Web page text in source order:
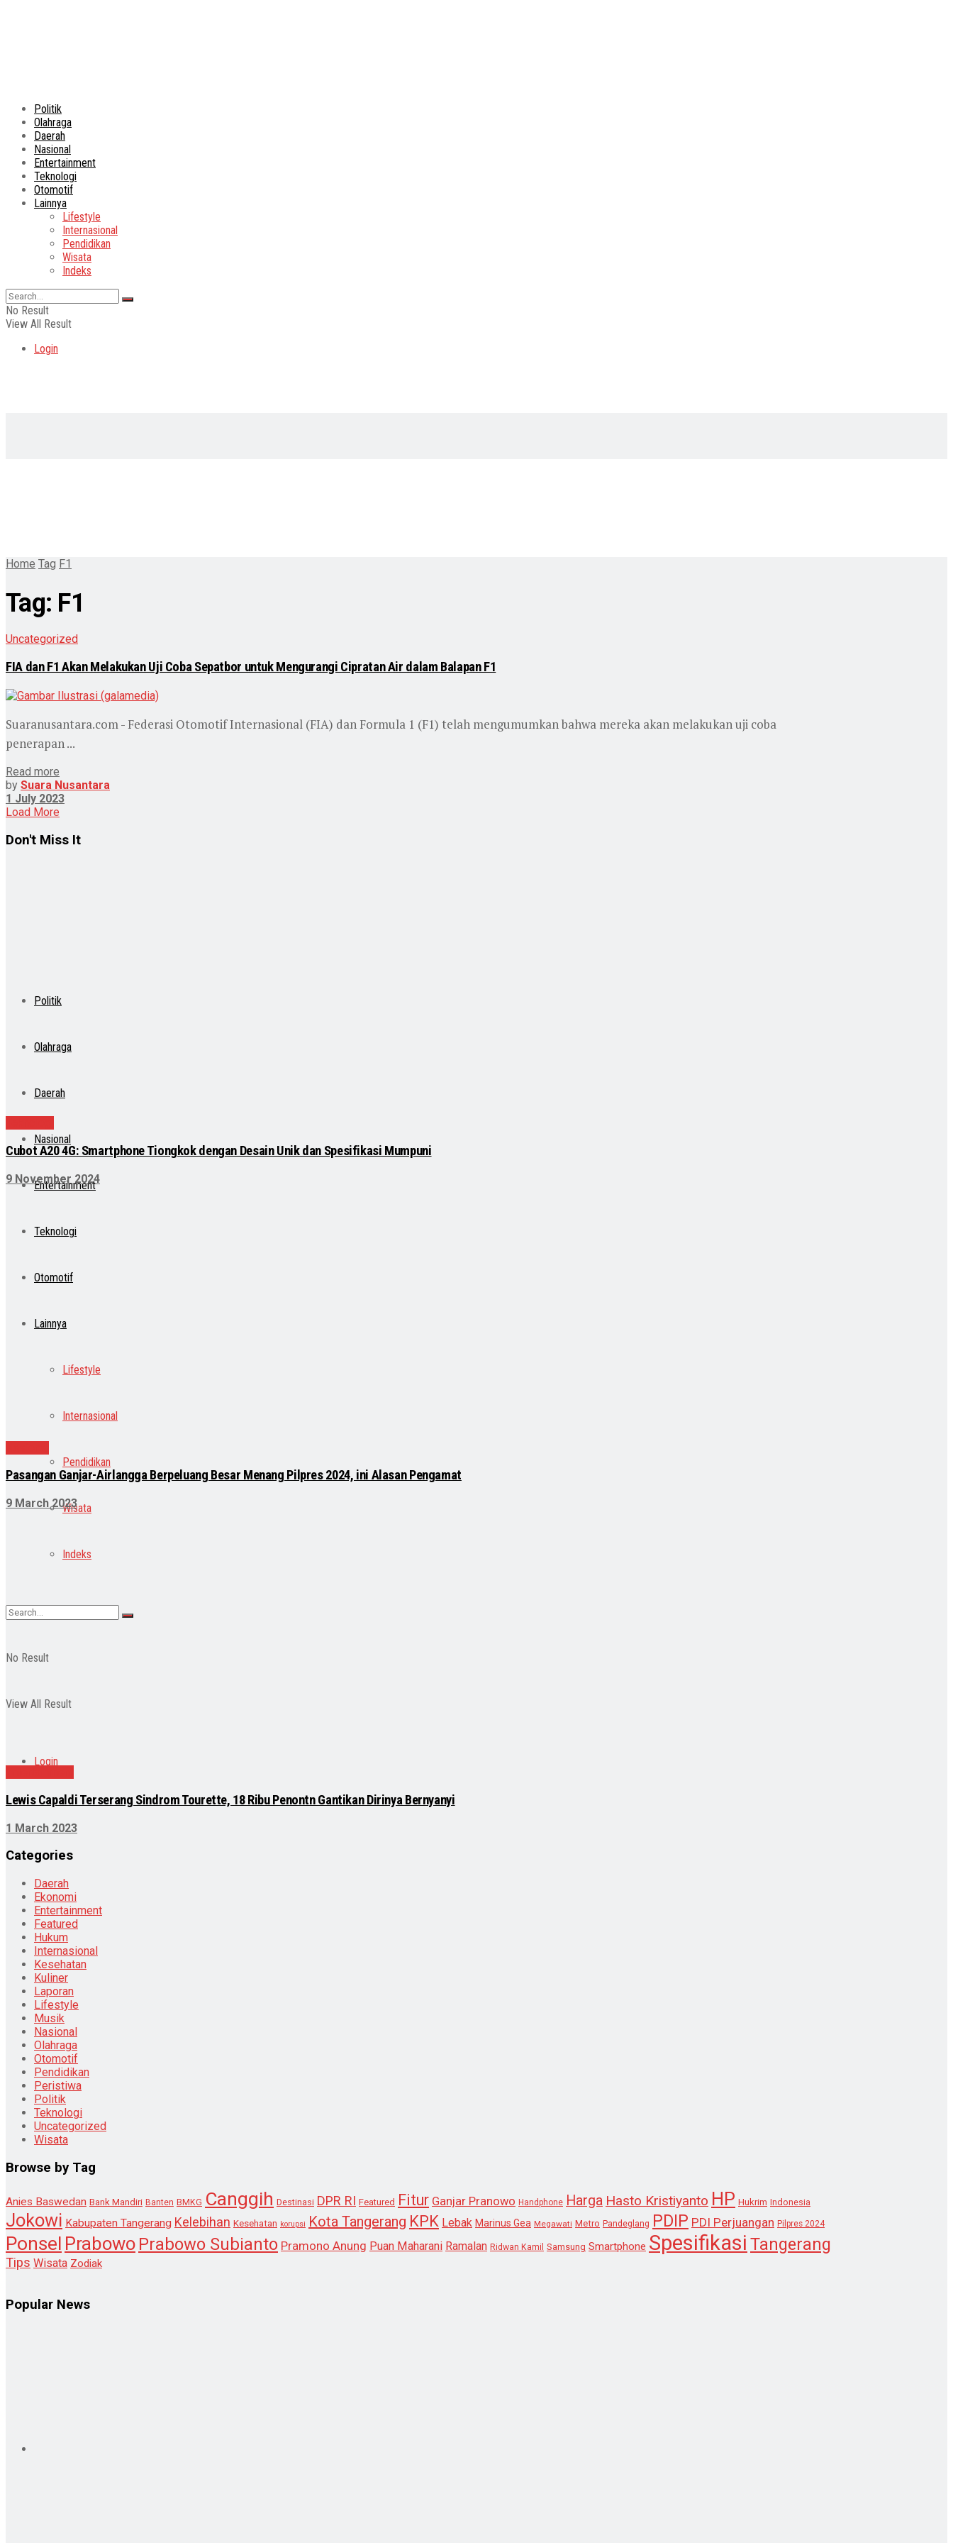
Politik
Olahraga
Daerah
Nasional
Entertainment
Teknologi
Otomotif
Lainnya
Lifestyle
Internasional
Pendidikan
Wisata
Indeks
No Result
View All Result
Login
Politik
Olahraga
Daerah
Nasional
Entertainment
Teknologi
Otomotif
Lainnya
Lifestyle
Internasional
Pendidikan
Wisata
Indeks
No Result
View All Result
Login
Home Tag F1
Tag: F1
Uncategorized
FIA dan F1 Akan Melakukan Uji Coba Sepatbor untuk Mengurangi Cipratan Air dalam Balapan F1
Suaranusantara.com - Federasi Otomotif Internasional (FIA) dan Formula 1 (F1) telah mengumumkan bahwa mereka akan melakukan uji coba
penerapan ...
Read more
by Suara Nusantara
1 July 2023
Load More
Don't Miss It
Cubot A20 4G: Smartphone Tiongkok dengan Desain Unik dan Spesifikasi Mumpuni
9 November 2024
Pasangan Ganjar-Airlangga Berpeluang Besar Menang Pilpres 2024, ini Alasan Pengamat
9 March 2023
Lewis Capaldi Terserang Sindrom Tourette, 18 Ribu Penontn Gantikan Dirinya Bernyanyi
1 March 2023
Categories
Daerah
Ekonomi
Entertainment
Featured
Hukum
Internasional
Kesehatan
Kuliner
Laporan
Lifestyle
Musik
Nasional
Olahraga
Otomotif
Pendidikan
Peristiwa
Politik
Teknologi
Uncategorized
Wisata
Browse by Tag
Anies Baswedan Bank Mandiri Banten BMKG Canggih Destinasi DPR RI Featured Fitur Ganjar Pranowo Handphone Harga Hasto Kristiyanto HP Hukrim Indonesia
Jokowi Kabupaten Tangerang Kelebihan Kesehatan korupsi Kota Tangerang KPK Lebak Marinus Gea Megawati Metro Pandeglang PDIP PDI Perjuangan Pilpres 2024
Ponsel Prabowo Prabowo Subianto Pramono Anung Puan Maharani Ramalan Ridwan Kamil Samsung Smartphone Spesifikasi Tangerang
Tips Wisata Zodiak
Popular News